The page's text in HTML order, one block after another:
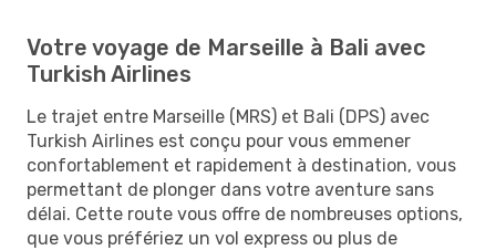
Votre voyage de Marseille à Bali avec
Turkish Airlines
Le trajet entre Marseille (MRS) et Bali (DPS) avec
Turkish Airlines est conçu pour vous emmener
confortablement et rapidement à destination, vous
permettant de plonger dans votre aventure sans
délai. Cette route vous offre de nombreuses options,
que vous préfériez un vol express ou plus de